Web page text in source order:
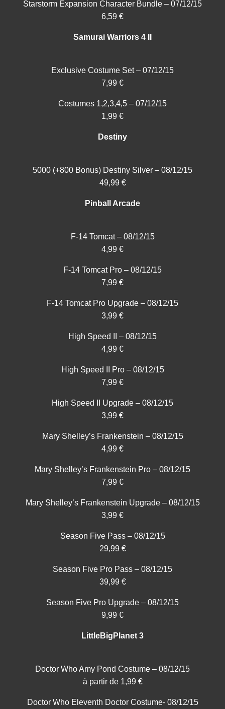
Starstorm Expansion Character Bundle – 07/12/15
6,59 €
Samurai Warriors 4 II
Exclusive Costume Set – 07/12/15
7,99 €
Costumes 1,2,3,4,5 – 07/12/15
1,99 €
Destiny
5000 (+800 Bonus) Destiny Silver – 08/12/15
49,99 €
Pinball Arcade
F-14 Tomcat – 08/12/15
4,99 €
F-14 Tomcat Pro – 08/12/15
7,99 €
F-14 Tomcat Pro Upgrade – 08/12/15
3,99 €
High Speed II – 08/12/15
4,99 €
High Speed II Pro – 08/12/15
7,99 €
High Speed II Upgrade – 08/12/15
3,99 €
Mary Shelley’s Frankenstein – 08/12/15
4,99 €
Mary Shelley’s Frankenstein Pro – 08/12/15
7,99 €
Mary Shelley’s Frankenstein Upgrade – 08/12/15
3,99 €
Season Five Pass – 08/12/15
29,99 €
Season Five Pro Pass – 08/12/15
39,99 €
Season Five Pro Upgrade – 08/12/15
9,99 €
LittleBigPlanet 3
Doctor Who Amy Pond Costume – 08/12/15
à partir de 1,99 €
Doctor Who Eleventh Doctor Costume- 08/12/15